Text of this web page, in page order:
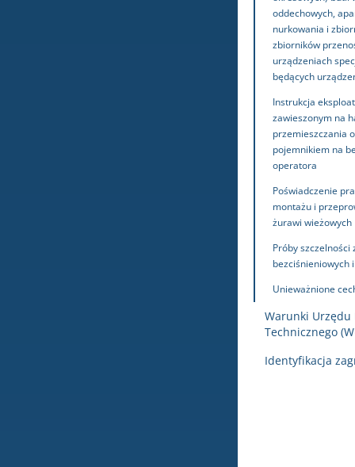
oddechowych,
nurkowania i
zbiorników
urządzeniach
będących
Instrukcja
zawieszonym na
przemieszczania
pojemnikiem na
operatora
Poświadczenie
montażu i
żurawi wieżowych
Próby szczelności
bezciśnieniowych
Unieważnione
Warunki Urzędu
Technicznego
Identyfikacja